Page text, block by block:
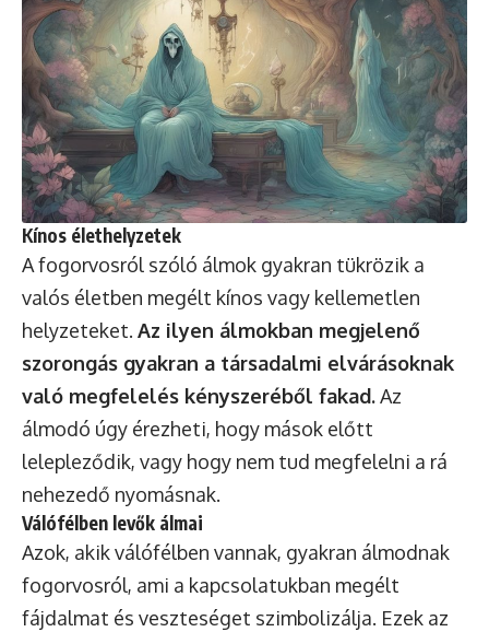
Kínos élethelyzetek
A fogorvosról szóló álmok gyakran tükrözik a
valós életben megélt kínos vagy kellemetlen
helyzeteket. Az ilyen álmokban megjelenő
szorongás gyakran a társadalmi elvárásoknak
való megfelelés kényszeréből fakad.Az
álmodó úgy érezheti, hogy mások előtt
lelepleződik, vagy hogy nem tud megfelelni a rá
nehezedő nyomásnak.
Válófélben levők álmai
Azok, akik válófélben vannak, gyakran álmodnak
fogorvosról, ami a kapcsolatukban megélt
fájdalmat és veszteséget szimbolizálja. Ezek az